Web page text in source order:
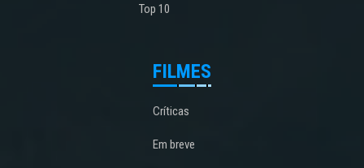
Top 10
FILMES
Críticas
Em breve